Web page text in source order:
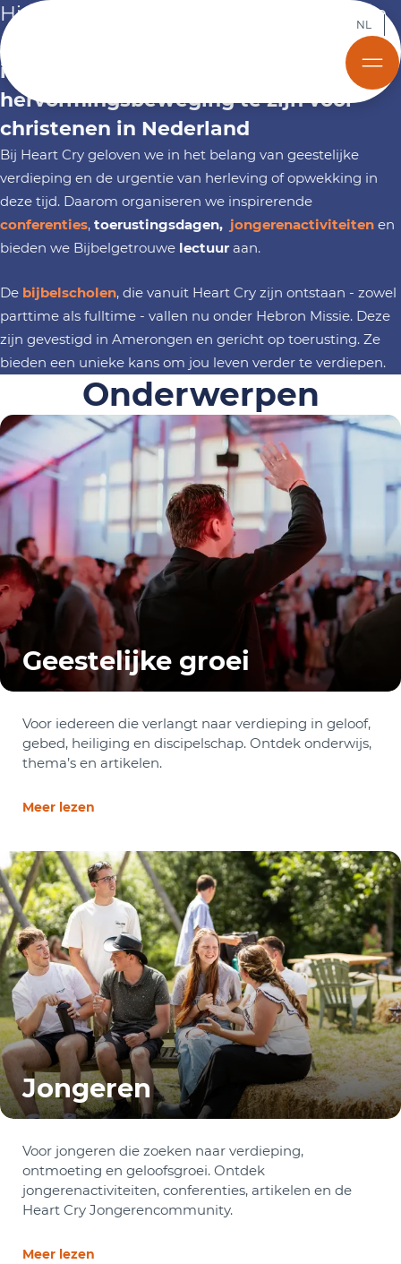
NL
Hier ontdek je alles over onze passie en
missie om een
interkerkelijke opwekkings- en
hervormingsbeweging te zijn voor
christenen in Nederland
Bij Heart Cry geloven we in het belang van geestelijke
verdieping en de urgentie van herleving of opwekking in
deze tijd. Daarom organiseren we inspirerende
conferenties, toerustingsdagen, jongerenactiviteiten en
bieden we Bijbelgetrouwe lectuur aan.
De bijbelscholen, die vanuit Heart Cry zijn ontstaan - zowel
parttime als fulltime - vallen nu onder Hebron Missie. Deze
zijn gevestigd in Amerongen en gericht op toerusting. Ze
bieden een unieke kans om jou leven verder te verdiepen.
Onderwerpen
Geestelijke groei
Voor iedereen die verlangt naar verdieping in geloof,
gebed, heiliging en discipelschap. Ontdek onderwijs,
thema’s en artikelen.
Meer lezen
Jongeren
Voor jongeren die zoeken naar verdieping,
ontmoeting en geloofsgroei. Ontdek
jongerenactiviteiten, conferenties, artikelen en de
Heart Cry Jongerencommunity.
Meer lezen